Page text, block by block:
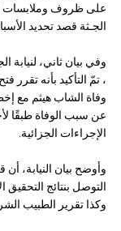
على ظروف وملابسات
الجـثة قصد تحديد
وفي بيان ثاني،
، تمّ التأكيد بأنه
وفاة الشاب هيثم مع
الإجراءات الجزائية.
وأوضح بيان النيابة،
التوصل بنتائج التحقيق
وكذا تقرير الطبيب